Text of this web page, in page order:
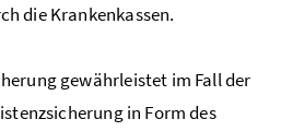
die Krankenkassen.
gewährleistet im Fall der
in Form des